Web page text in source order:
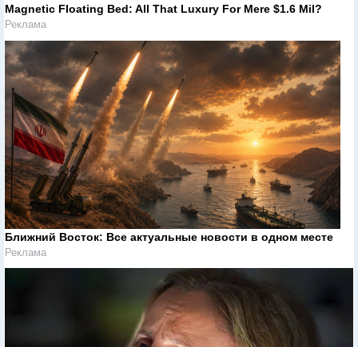
Magnetic Floating Bed: All That Luxury For Mere $1.6 Mil?
Реклама
Ближний Восток: Все актуальные новости в одном месте
Реклама